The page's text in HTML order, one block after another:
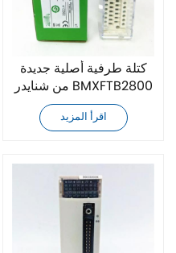
كتلة طرفية أصلية جديدة
من شنايدر BMXFTB2800
اقرأ المزيد